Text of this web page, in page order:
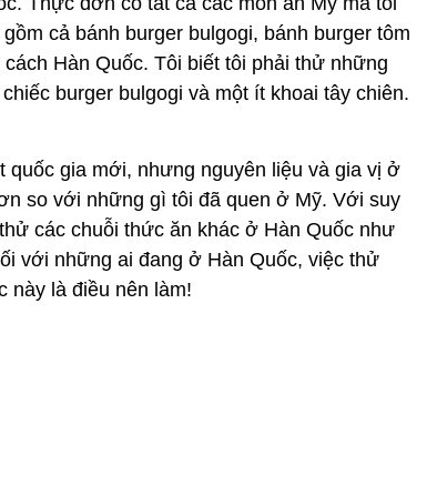
cả bánh burger bulgogi, bánh burger tôm
Hàn Quốc. Tôi biết tôi phải thử những
burger bulgogi và một ít khoai tây chiên.
quốc gia mới, nhưng nguyên liệu và gia vị ở
so với những gì tôi đã quen ở Mỹ. Với suy
các chuỗi thức ăn khác ở Hàn Quốc như
với những ai đang ở Hàn Quốc, việc thử
này là điều nên làm!